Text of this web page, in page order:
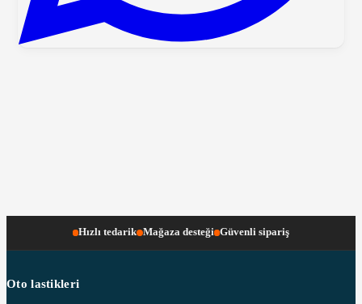
Hızlı tedarik Mağaza desteği Güvenli sipariş
Oto lastikleri